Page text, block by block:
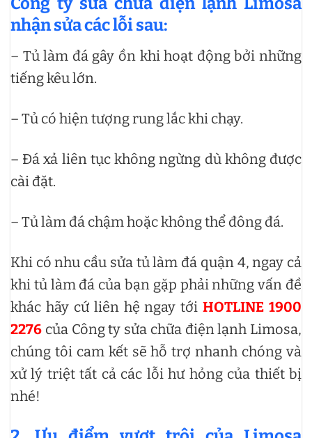
nhận sửa các lỗi sau:
– Tủ làm đá gây ồn khi hoạt động bởi những
tiếng kêu lớn.
– Tủ có hiện tượng rung lắc khi chạy.
– Đá xả liên tục không ngừng dù không được
cài đặt.
– Tủ làm đá chậm hoặc không thể đông đá.
Khi có nhu cầu sửa tủ làm đá quận 4, ngay cả
khi tủ làm đá của bạn gặp phải những vấn đề
khác hãy cứ liên hệ ngay tớiHOTLINE 1900
2276 của Công ty sửa chữa điện lạnh Limosa,
chúng tôi cam kết sẽ hỗ trợ nhanh chóng và
xử lý triệt tất cả các lỗi hư hỏng của thiết bị
nhé!